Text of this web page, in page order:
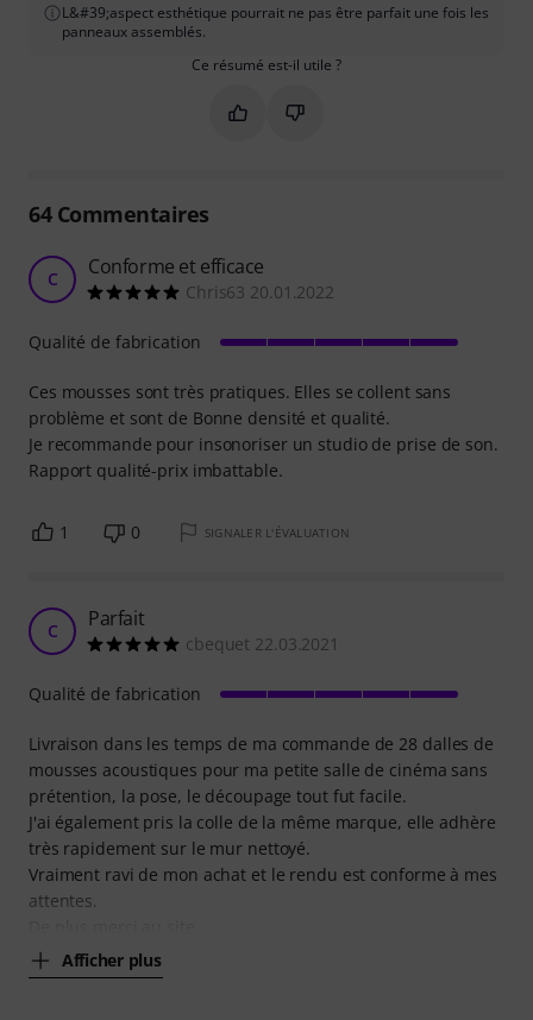
L&#39;aspect esthétique pourrait ne pas être parfait une fois les
panneaux assemblés.
Ce résumé est-il utile ?
Marquer ce résumé comme utile
Marquer ce résumé comme
64Commentaires
C Conforme et efficace
Chris63 20.01.2022
Ces mousses sont très pratiques. Elles se collent sans
problème et sont de Bonne densité et qualité.
Je recommande pour insonoriser un studio de prise de son.
Rapport qualité-prix imbattable.
Qualité de fabrication
1 0 SIGNALER L'ÉVALUATION
C Parfait
cbequet 22.03.2021
Livraison dans les temps de ma commande de 28 dalles de
mousses acoustiques pour ma petite salle de cinéma sans
prétention, la pose, le découpage tout fut facile.
J'ai également pris la colle de la même marque, elle adhère
très rapidement sur le mur nettoyé.
Vraiment ravi de mon achat et le rendu est conforme à mes
attentes.
Afficher plus
Qualité de fabrication